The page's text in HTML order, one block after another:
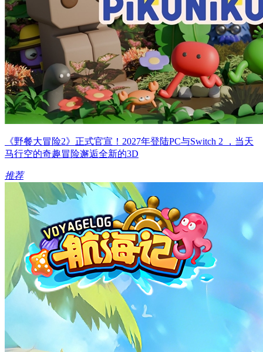
《野餐大冒险2》正式官宣！2027年登陆PC与Switch 2 ，当天
马行空的奇趣冒险邂逅全新的3D
推荐